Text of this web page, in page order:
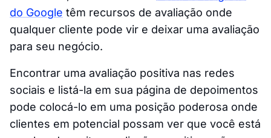
do Google têm recursos de avaliação onde
qualquer cliente pode vir e deixar uma avaliação
para seu negócio.
Encontrar uma avaliação positiva nas redes
sociais e listá-la em sua página de depoimentos
pode colocá-lo em uma posição poderosa onde
clientes em potencial possam ver que você está